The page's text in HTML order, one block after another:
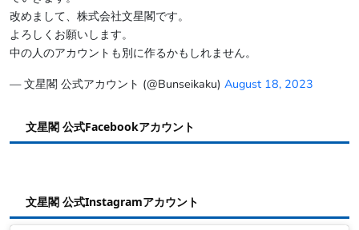
改めまして、株式会社文星閣です。
よろしくお願いします。
中の人のアカウントも別に作るかもしれません。
— 文星閣 公式アカウント (@Bunseikaku) August 18, 2023
文星閣 公式Facebookアカウント
文星閣 公式Instagramアカウント